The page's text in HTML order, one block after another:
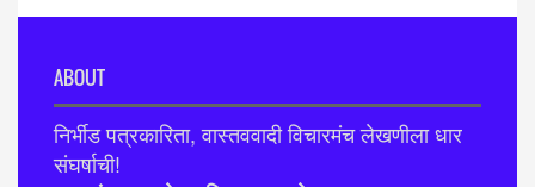
ABOUT
निर्भीड पत्रकारिता, वास्तववादी विचारमंच लेखणीला धार
संघर्षाची!